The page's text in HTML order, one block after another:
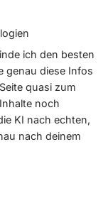
ich den besten
genau diese Infos
quasi zum
noch
KI nach echten,
nach deinem